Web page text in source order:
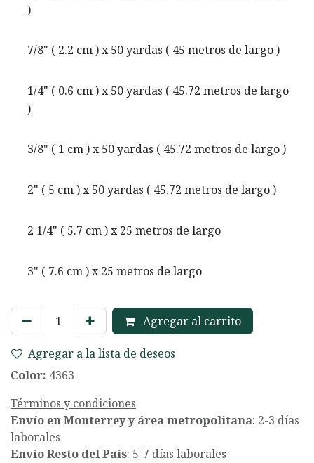
)
7/8" ( 2.2 cm ) x 50 yardas ( 45 metros de largo )
1/4" ( 0.6 cm ) x 50 yardas ( 45.72 metros de largo
)
3/8" ( 1 cm ) x 50 yardas ( 45.72 metros de largo )
2" ( 5 cm ) x 50 yardas ( 45.72 metros de largo )
2 1/4" ( 5.7 cm ) x 25 metros de largo
3" ( 7.6 cm ) x 25 metros de largo
Agregar al carrito
Agregar a la lista de deseos
Color: 4363
Términos y condiciones
Envío en Monterrey y área metropolitana: 2-3 días
laborales
Envío Resto del País: 5-7 días laborales